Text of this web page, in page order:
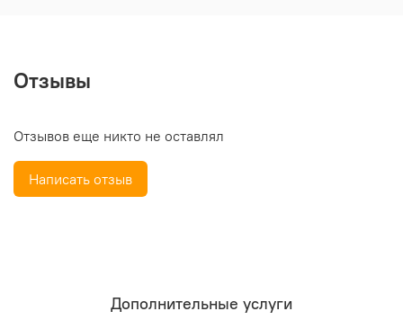
Отзывы
Отзывов еще никто не оставлял
Написать отзыв
Дополнительные услуги